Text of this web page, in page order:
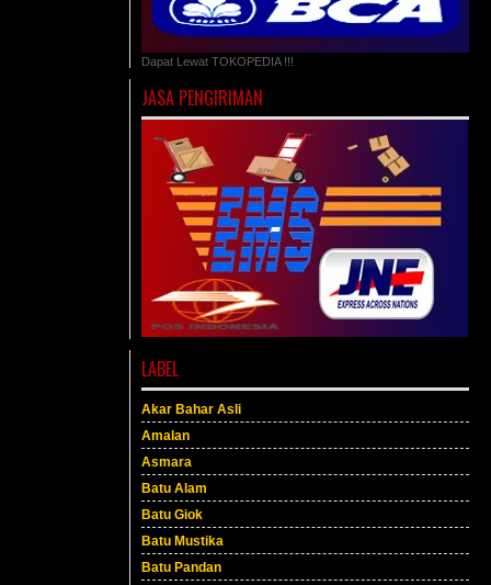
Dapat Lewat TOKOPEDIA !!!
JASA PENGIRIMAN
LABEL
Akar Bahar Asli
Amalan
Asmara
Batu Alam
Batu Giok
Batu Mustika
Batu Pandan